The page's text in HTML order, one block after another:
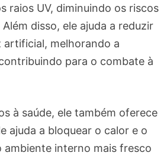
raios UV, diminuindo os riscos
disso, ele ajuda a reduzir
artificial, melhorando a
para o combate à
à saúde, ele também oferece
ajuda a bloquear o calor e o
ambiente interno mais fresco